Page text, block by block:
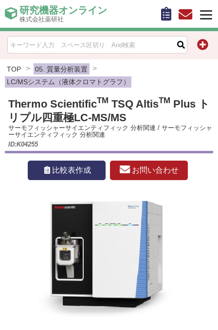
研究機器オンライン
株式会社薬研社
TOP
05. 質量分析装置
LC/MSシステム（液体クロマトグラフ）
Thermo ScientificTM TSQ AltisTM Plus ト
リプル四重極LC-MS/MS
サーモフィッシャーサイエンティフィック 分析関連 / サーモフィッシャ
ーサイエンティフィック 分析関連
ID:K04255
比較表作成 お問い合わせ
HOME
比較表作成
お知らせ
機器キャンペーン情報一覧
カテゴリー一覧
ご利用ガイド
受託オンライン
ラボプランニング